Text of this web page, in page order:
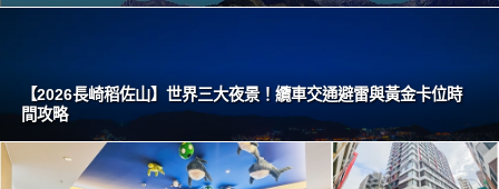
【2026長崎稻佐山】世界三大夜景！纜車交通避雷與黃金卡位時
間攻略